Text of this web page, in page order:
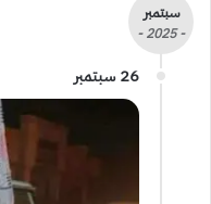
سبتمبر
- 2025 -
26 سبتمبر